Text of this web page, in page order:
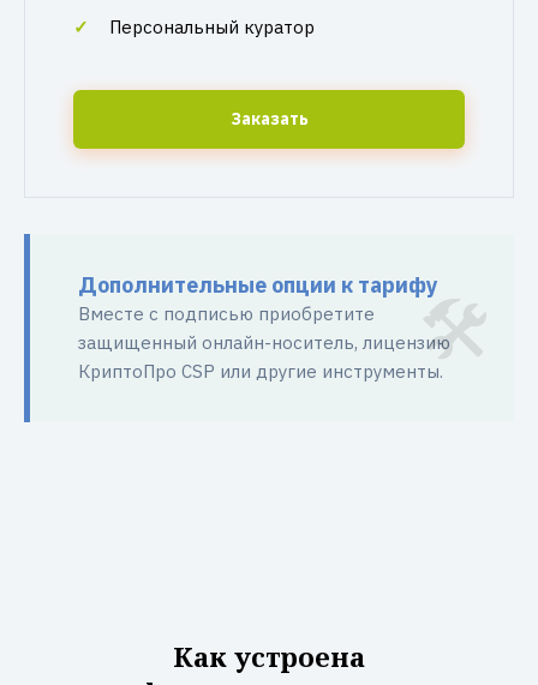
Персональный куратор
Заказать
Дополнительные опции к тарифу
Вместе с подписью приобретите
защищенный онлайн-носитель, лицензию
КриптоПро CSP или другие инструменты.
Как устроена